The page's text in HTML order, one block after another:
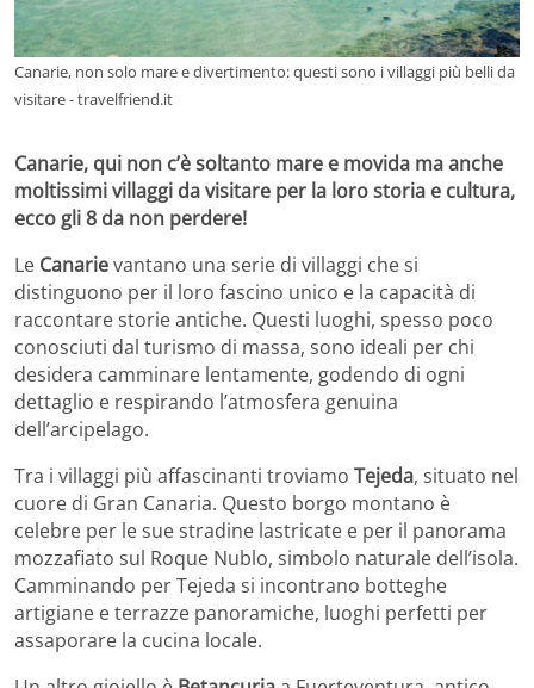
Canarie, non solo mare e divertimento: questi sono i villaggi più belli da
visitare - travelfriend.it
Canarie, qui non c’è soltanto mare e movida ma anche
moltissimi villaggi da visitare per la loro storia e cultura,
ecco gli 8 da non perdere!
Le Canarievantano una serie di villaggi che si
distinguono per il loro fascino unico e la capacità di
raccontare storie antiche. Questi luoghi, spesso poco
conosciuti dal turismo di massa, sono ideali per chi
desidera camminare lentamente, godendo di ogni
dettaglio e respirando l’atmosfera genuina
dell’arcipelago.
Tra i villaggi più affascinanti troviamo Tejeda, situato nel
cuore di Gran Canaria. Questo borgo montano è
celebre per le sue stradine lastricate e per il panorama
mozzafiato sul Roque Nublo, simbolo naturale dell’isola.
Camminando per Tejeda si incontrano botteghe
artigiane e terrazze panoramiche, luoghi perfetti per
assaporare la cucina locale.